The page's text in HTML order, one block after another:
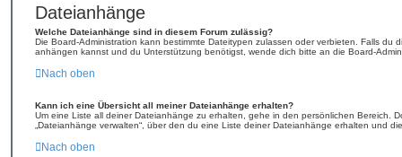
Dateianhänge
Welche Dateianhänge sind in diesem Forum zulässig?
Die Board-Administration kann bestimmte Dateitypen zulassen oder verbieten. Falls du
anhängen kannst und du Unterstützung benötigst, wende dich bitte an die Board-
Nach oben
Kann ich eine Übersicht all meiner Dateianhänge erhalten?
Um eine Liste all deiner Dateianhänge zu erhalten, gehe in den persönlichen Bereich.
„Dateianhänge verwalten“, über den du eine Liste deiner Dateianhänge erhalten und
Nach oben